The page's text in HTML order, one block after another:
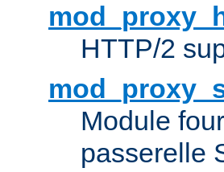
HTTP/2
Module
passerelle